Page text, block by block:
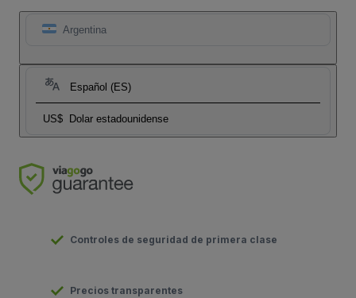
Argentina
Español (ES)
US$ Dolar estadounidense
Controles de seguridad de primera clase
Precios transparentes